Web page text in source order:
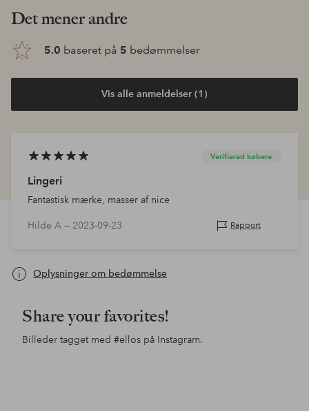
Det mener andre
5.0 baseret på 5 bedømmelser
Vis alle anmeldelser (1)
Verifierad købere
Lingeri
Fantastisk mærke, masser af nice
Hilde A — 2023-09-23 Rapport
Oplysninger om bedømmelse
Share your favorites!
Billeder tagget med #ellos på Instagram.